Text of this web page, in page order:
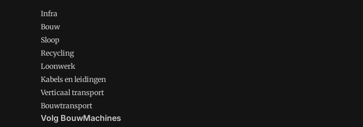
Infra
Bouw
Sloop
Recycling
Loonwerk
Kabels en leidingen
Verticaal transport
Bouwtransport
Volg BouwMachines